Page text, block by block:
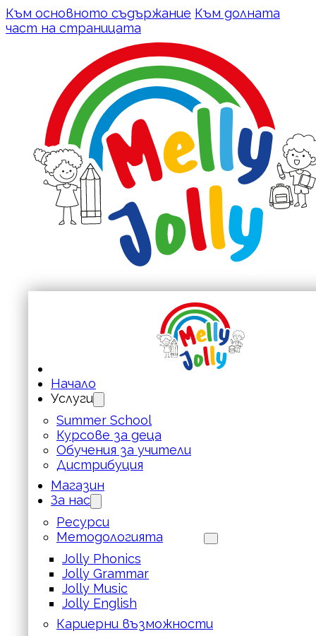
Към основното съдържание Към долната
част на страницата
Начало
Услуги
Summer School
Курсове за деца
Обучения за учители
Дистрибуция
Магазин
За нас
Ресурси
Методологията
Jolly Phonics
Jolly Grammar
Jolly Music
Jolly English
Кариерни възможности